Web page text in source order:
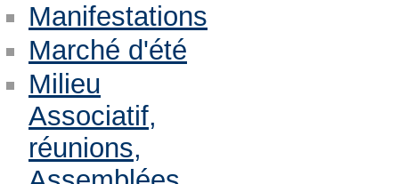
Manifestations
Marché d'été
Milieu
Associatif,
réunions,